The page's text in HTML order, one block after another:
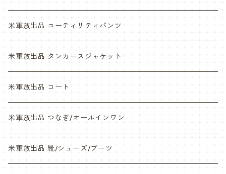
NWU
ABU
NWU
米軍放出品 ユーティリティパンツ
米軍放出品 タンカースジャケット
米軍放出品 コート
米軍放出品 つなぎ/オールインワン
米軍放出品 靴/シューズ/ブーツ